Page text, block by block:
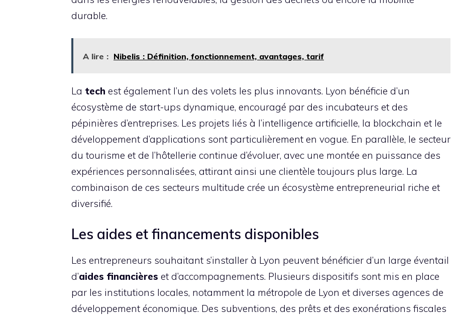
durable.
A lire : Nibelis : Définition, fonctionnement, avantages, tarif
La tech est également l’un des volets les plus innovants. Lyon bénéficie d’un
écosystème de start-ups dynamique, encouragé par des incubateurs et des
pépinières d’entreprises. Les projets liés à l’intelligence artificielle, la blockchain et le
développement d’applications sont particulièrement en vogue. En parallèle, le secteur
du tourisme et de l’hôtellerie continue d’évoluer, avec une montée en puissance des
expériences personnalisées, attirant ainsi une clientèle toujours plus large. La
combinaison de ces secteurs multitude crée un écosystème entrepreneurial riche et
diversifié.
Les aides et financements disponibles
Les entrepreneurs souhaitant s’installer à Lyon peuvent bénéficier d’un large éventail
d’aides financières et d’accompagnements. Plusieurs dispositifs sont mis en place
par les institutions locales, notamment la métropole de Lyon et diverses agences de
développement économique. Des subventions, des prêts et des exonérations fiscales